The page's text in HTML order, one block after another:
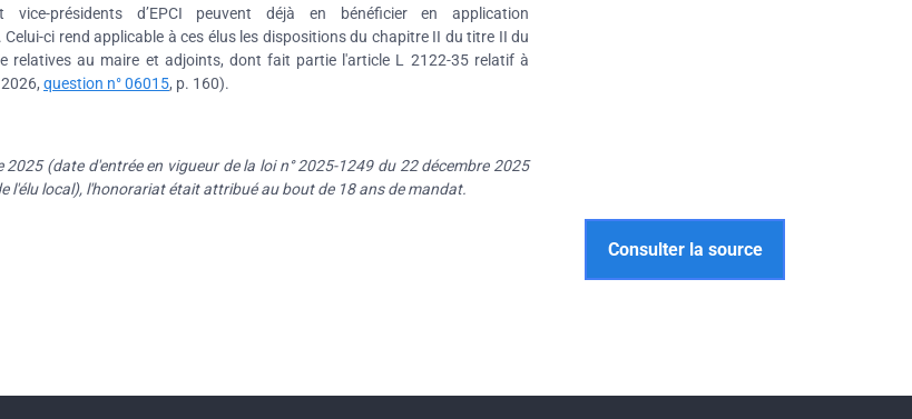
vice-présidents d’EPCI peuvent déjà en bénéficier en application
Celui-ci rend applicable à ces élus les dispositions du chapitre II du titre II du
relatives au maire et adjoints, dont fait partie l'article L 2122-35 relatif à
question n° 06015, p. 160).
(date d'entrée en vigueur de la loi n° 2025-1249 du 22 décembre 2025
l'élu local), l'honorariat était attribué au bout de 18 ans de mandat.
Consulter la source